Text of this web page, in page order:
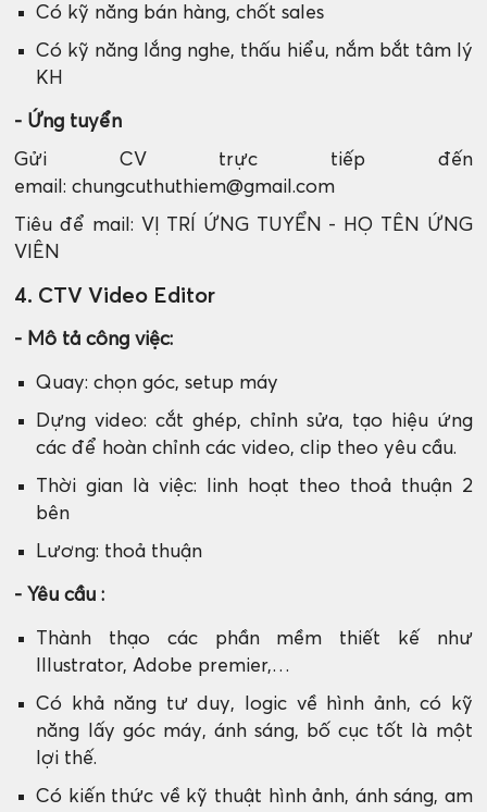
Có kỹ năng bán hàng, chốt sales
Có kỹ năng lắng nghe, thấu hiểu, nắm bắt tâm lý
KH
- Ứng tuyển
Gửi CV trực tiếp đến
email: chungcuthuthiem@gmail.com
Tiêu để mail: VỊ TRÍ ỨNG TUYỂN - HỌ TÊN ỨNG
VIÊN
4. CTV Video Editor
- Mô tả công việc:
Quay: chọn góc, setup máy
Dựng video: cắt ghép, chỉnh sửa, tạo hiệu ứng
các để hoàn chỉnh các video, clip theo yêu cầu.
Thời gian là việc: linh hoạt theo thoả thuận 2
bên
Lương: thoả thuận
- Yêu cầu :
Thành thạo các phần mềm thiết kế như
Illustrator, Adobe premier,…
Có khả năng tư duy, logic về hình ảnh, có kỹ
năng lấy góc máy, ánh sáng, bố cục tốt là một
lợi thế.
Có kiến thức về kỹ thuật hình ảnh, ánh sáng, am